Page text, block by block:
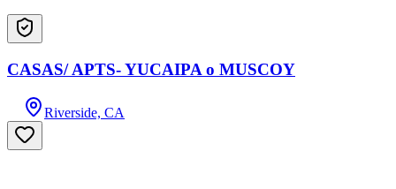
CASAS/ APTS- YUCAIPA o MUSCOY
Riverside, CA